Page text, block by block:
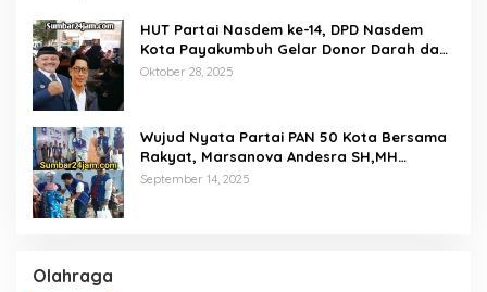
HUT Partai Nasdem ke-14, DPD Nasdem
Kota Payakumbuh Gelar Donor Darah dan
Pemeriksaan Kesehatan Gratis
Oktober 28, 2025
Wujud Nyata Partai PAN 50 Kota Bersama
Rakyat, Marsanova Andesra SH,MH
Salurkan 600 Karung Beras Untuk
September 14, 2025
Olahraga